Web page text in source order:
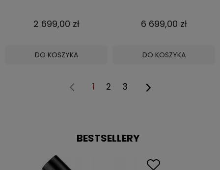
2 699,00 zł
DO KOSZYKA
6 699,00 zł
DO KOSZYKA
1 2 3
BESTSELLERY